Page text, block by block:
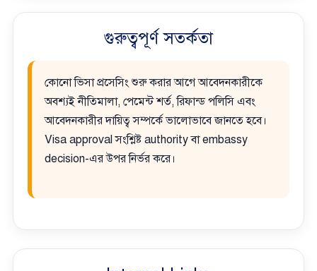
গুরুত্বপূর্ণ সতর্কতা
কোনো ভিসা প্রসেসিং শুরু করার আগে আবেদনকারীকে
অবশ্যই নীতিমালা, পেমেন্ট শর্ত, রিফান্ড পলিসি এবং
আবেদনকারীর দায়িত্ব সম্পর্কে ভালোভাবে জানতে হবে।
Visa approval সংশ্লিষ্ট authority বা embassy
decision-এর উপর নির্ভর করে।